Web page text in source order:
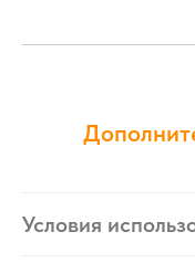
Условия